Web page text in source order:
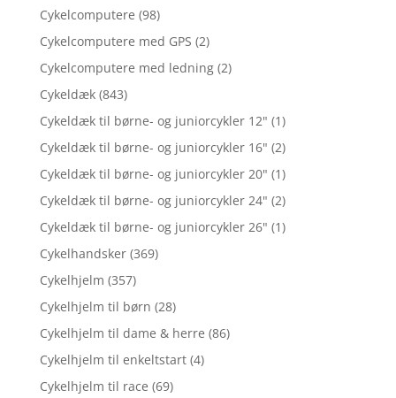
Cykelcomputere (98)
Cykelcomputere med GPS (2)
Cykelcomputere med ledning (2)
Cykeldæk (843)
Cykeldæk til børne- og juniorcykler 12" (1)
Cykeldæk til børne- og juniorcykler 16" (2)
Cykeldæk til børne- og juniorcykler 20" (1)
Cykeldæk til børne- og juniorcykler 24" (2)
Cykeldæk til børne- og juniorcykler 26" (1)
Cykelhandsker (369)
Cykelhjelm (357)
Cykelhjelm til børn (28)
Cykelhjelm til dame & herre (86)
Cykelhjelm til enkeltstart (4)
Cykelhjelm til race (69)